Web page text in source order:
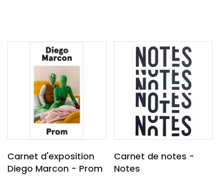
Carnet d'exposition
Diego Marcon - Prom
Carnet de notes -
Notes